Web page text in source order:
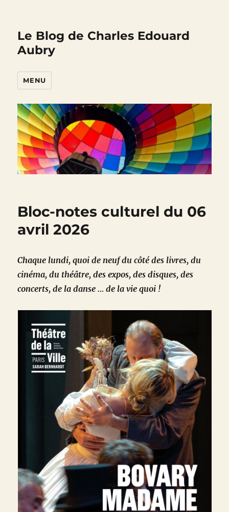
Le Blog de Charles Edouard
Aubry
MENU
Bloc-notes culturel du 06
avril 2026
Chaque lundi, quoi de neuf du côté des livres, du
cinéma, du théâtre, des expos, des disques, des
concerts, de la danse … de la vie quoi !